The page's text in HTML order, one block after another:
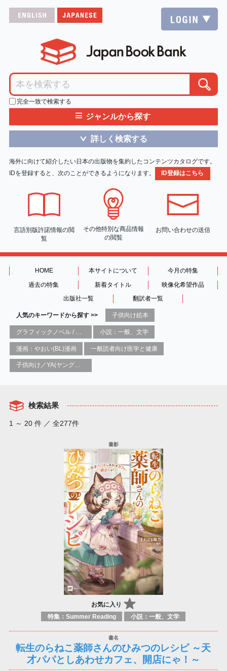
完全一致で検索する
≡ ジャンルから探す
＞ 詳しく検索する
海外に向けて紹介したい日本の出版物を集約したコンテンツカタログです。
IDを登録すると、次のことができるようになります。
ID登録はこちら
言語別版許諾情報の閲
覧
その他特別な商品情報
の閲覧
お問い合わせの送信
HOME 本サイトについて
今月の特集
過去の特集
新着タイトル
映像化希望作品
出版社一覧
翻訳者一覧
人気のキーワードから探す >> 子供向け絵本
小説：一般、文学
漫画：やおい(BL)漫画 一般読者向け医学と健康
子供向け／YA(ヤングアダルト)向け一般：芸術&芸術家
検索結果
1 ～ 20 件 ／ 全277件
お気に入り
特集：Summer Reading 小説：一般、文学
転生のらねこ薬師さんのひみつのレシピ ～天
才パパとしあわせカフェ、開店にゃ！～